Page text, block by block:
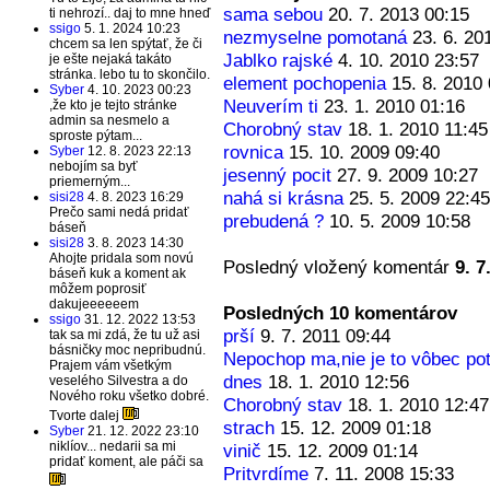
ti nehrozí.. daj to mne hneď
ssigo 5. 1. 2024 10:23
chcem sa len spýtať, že či
je ešte nejaká takáto
stránka. lebo tu to skončilo.
Syber 4. 10. 2023 00:23
,že kto je tejto stránke
admin sa nesmelo a
sproste pýtam...
Syber 12. 8. 2023 22:13
nebojím sa byť
priemerným...
sisi28 4. 8. 2023 16:29
Prečo sami nedá pridať
báseň
sisi28 3. 8. 2023 14:30
Ahojte pridala som novú
báseň kuk a koment ak
môžem poprosiť
dakujeeeeeem
ssigo 31. 12. 2022 13:53
tak sa mi zdá, že tu už asi
básničky moc nepribudnú.
Prajem vám všetkým
veselého Silvestra a do
Nového roku všetko dobré.
Tvorte dalej
Syber 21. 12. 2022 23:10
niklíov... nedarii sa mi
pridať koment, ale páči sa
sama sebou 20. 7. 2013 00:15
nezmyselne pomotaná 23. 6.
Jablko rajské 4. 10. 2010 23:57
element pochopenia 15. 8. 2010
Neuverím ti 23. 1. 2010 01:16
Chorobný stav 18. 1. 2010 11:45
rovnica 15. 10. 2009 09:40
jesenný pocit 27. 9. 2009 10:27
nahá si krásna 25. 5. 2009 22:45
prebudená ? 10. 5. 2009 10:58
Posledný vložený komentár 9.
Posledných 10 komentárov
prší 9. 7. 2011 09:44
Nepochop ma,nie je to vôbec
dnes 18. 1. 2010 12:56
Chorobný stav 18. 1. 2010 12:47
strach 15. 12. 2009 01:18
vinič 15. 12. 2009 01:14
Pritvrdíme 7. 11. 2008 15:33